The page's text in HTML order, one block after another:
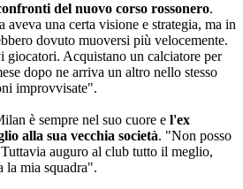
del nuovo corso rossonero.
una certa visione e strategia, ma in
dovuto muoversi più velocemente.
giocatori. Acquistano un calciatore per
dopo ne arriva un altro nello stesso
improvvisate".
è sempre nel suo cuore e l'ex
alla sua vecchia società. "Non posso
auguro al club tutto il meglio,
la mia squadra".